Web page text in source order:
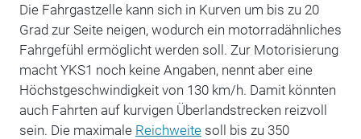
Die Fahrgastzelle kann sich in Kurven um bis zu 20
Grad zur Seite neigen, wodurch ein motorradähnliches
Fahrgefühl ermöglicht werden soll. Zur Motorisierung
macht YKS1 noch keine Angaben, nennt aber eine
Höchstgeschwindigkeit von 130 km/h. Damit könnten
auch Fahrten auf kurvigen Überlandstrecken reizvoll
sein. Die maximale Reichweitesoll bis zu 350